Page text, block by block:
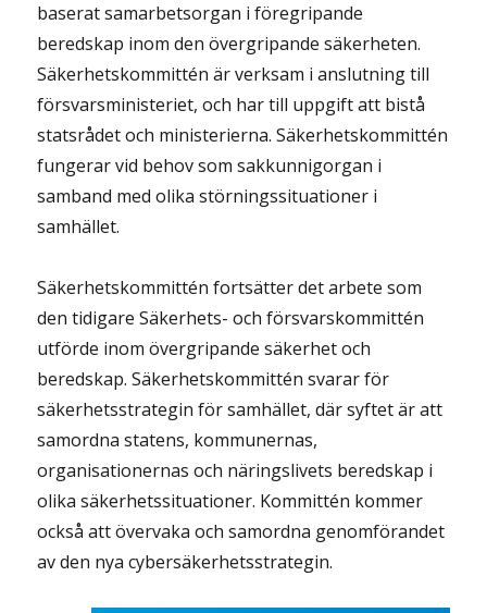
baserat samarbetsorgan i föregripande
beredskap inom den övergripande säkerheten.
Säkerhetskommittén är verksam i anslutning till
försvarsministeriet, och har till uppgift att bistå
statsrådet och ministerierna. Säkerhetskommittén
fungerar vid behov som sakkunnigorgan i
samband med olika störningssituationer i
samhället.
Säkerhetskommittén fortsätter det arbete som
den tidigare Säkerhets- och försvarskommittén
utförde inom övergripande säkerhet och
beredskap. Säkerhetskommittén svarar för
säkerhetsstrategin för samhället, där syftet är att
samordna statens, kommunernas,
organisationernas och näringslivets beredskap i
olika säkerhetssituationer. Kommittén kommer
också att övervaka och samordna genomförandet
av den nya cybersäkerhetsstrategin.